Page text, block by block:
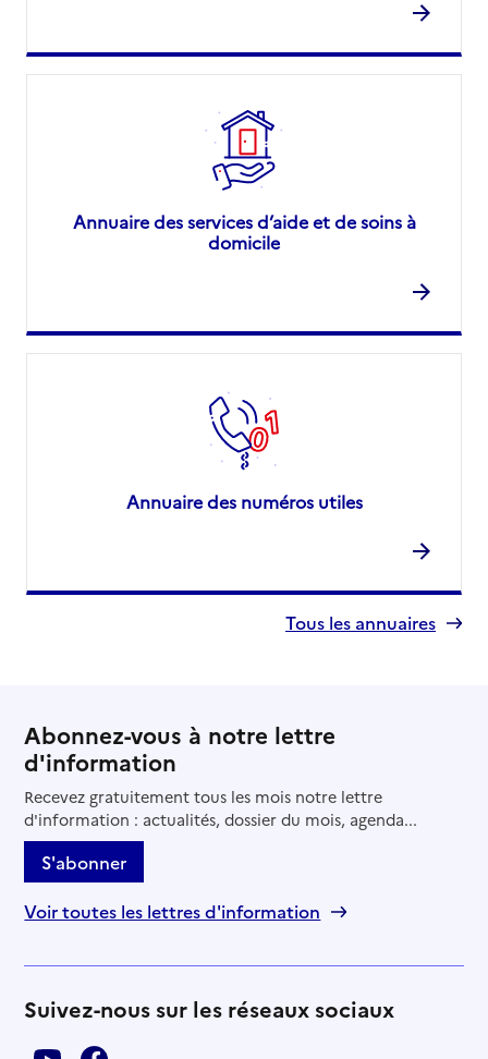
Annuaire des services d’aide et de soins à
domicile
Annuaire des numéros utiles
Tous les annuaires
Abonnez-vous à notre lettre
d'information
Recevez gratuitement tous les mois notre lettre
d'information : actualités, dossier du mois, agenda...
S'abonner
Voir toutes les lettres d'information
Suivez-nous sur les réseaux sociaux